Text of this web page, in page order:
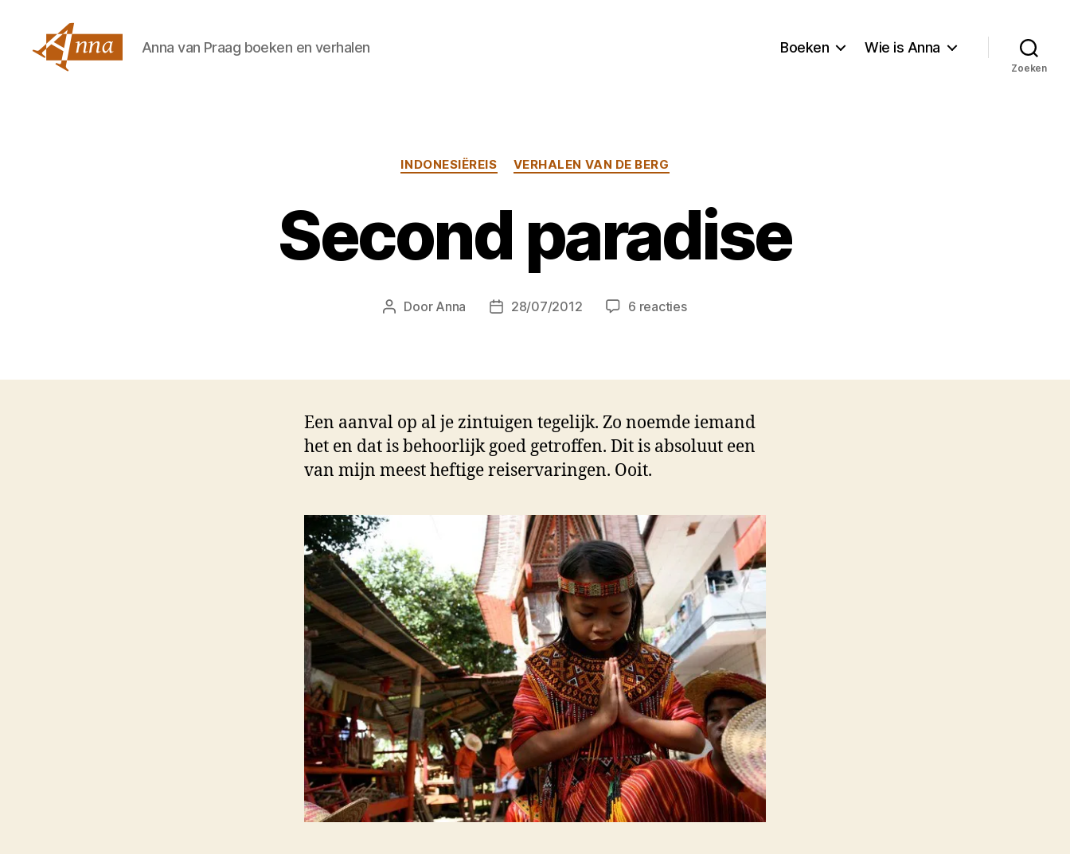
Anna van Praag boeken en verhalen Boeken Wie is Anna
Zoeken
Categorieën
INDONESIËREIS VERHALEN VAN DE BERG
Second paradise
Berichtauteur
Door Anna Berichtdatum
28/07/2012 6 reactiesop
Een aanval op al je zintuigen tegelijk. Zo noemde iemand
het en dat is behoorlijk goed getroffen. Dit is absoluut een
van mijn meest heftige reiservaringen. Ooit.